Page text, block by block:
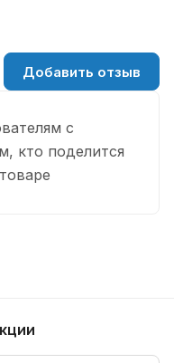
с
кто поделится
Добавить отзыв